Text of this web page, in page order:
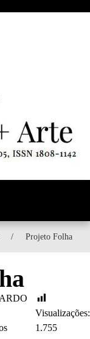
/ Projeto Folha
Visualizações:
1.755